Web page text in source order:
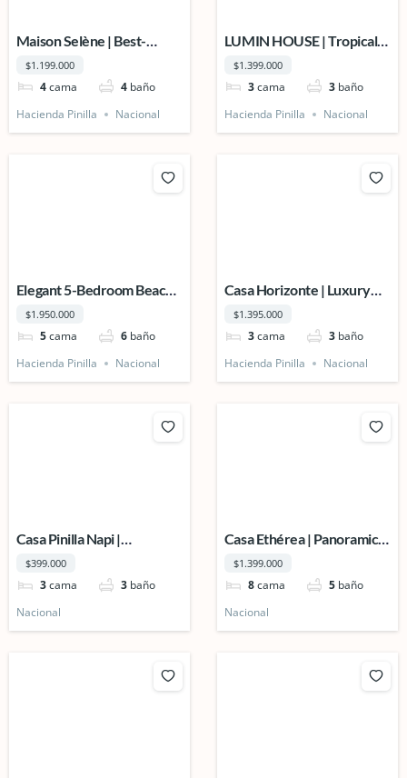
Maison Selène | Best-
Priced Luxury Home
$1.199.000
4cama 4 baño
Hacienda Pinilla
Nacional
LUMIN HOUSE | Tropical
Modern Retreat in
Hacienda Pinilla – Just
Steps from the Beach
$1.399.000
3cama 3 baño
Hacienda Pinilla
Nacional
Elegant 5-Bedroom Beach
Estate | Las Raíces
$1.950.000
5cama 6 baño
Hacienda Pinilla
Nacional
Casa Horizonte | Luxury
Golf-Front Residence in
Exclusive Gated
Community
$1.395.000
3cama 3 baño
Hacienda Pinilla
Nacional
Casa Pinilla Napi |
Contemporary Tropical
Living in a High-Growth
Coastal Area
$399.000
3cama 3 baño
Nacional
Casa Ethérea | Panoramic
Ocean & Volcano View
Estate in Lomas del Mar
$1.399.000
8cama 5 baño
Nacional